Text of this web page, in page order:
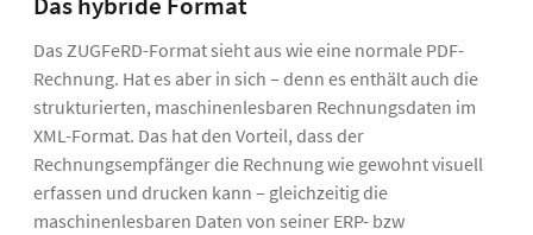
Das ZUGFeRD-Format sieht aus wie eine normale PDF-
Rechnung. Hat es aber in sich – denn es enthält auch die
strukturierten, maschinenlesbaren Rechnungsdaten im
XML-Format. Das hat den Vorteil, dass der
Rechnungsempfänger die Rechnung wie gewohnt visuell
erfassen und drucken kann – gleichzeitig die
maschinenlesbaren Daten von seiner ERP- bzw